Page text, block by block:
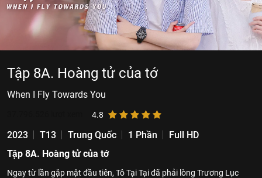
Tập 8A. Hoàng tử của tớ
When I Fly Towards You
4.8
2023 T13 Trung Quốc 1 Phần
Full HD
Tập 8A. Hoàng tử của tớ
Ngay từ lần gặp mặt đầu tiên, Tô Tại Tại đã phải lòng Trương Lục